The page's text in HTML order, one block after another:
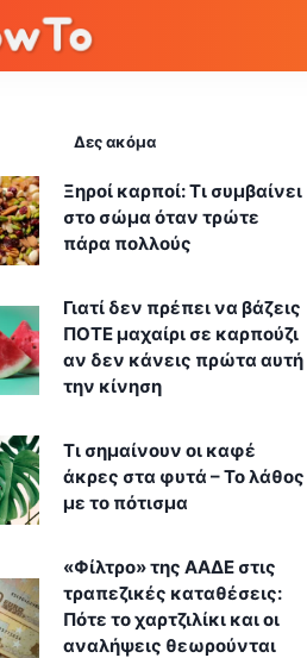
Δες ακόμα
Ξηροί καρποί: Τι συμβαίνει
στο σώμα όταν τρώτε
πάρα πολλούς
Γιατί δεν πρέπει να βάζεις
ΠΟΤΕ μαχαίρι σε καρπούζι
αν δεν κάνεις πρώτα αυτή
την κίνηση
Τι σημαίνουν οι καφέ
άκρες στα φυτά – Το λάθος
με το πότισμα
«Φίλτρο» της ΑΑΔΕ στις
τραπεζικές καταθέσεις:
Πότε το χαρτζιλίκι και οι
αναλήψεις θεωρούνται